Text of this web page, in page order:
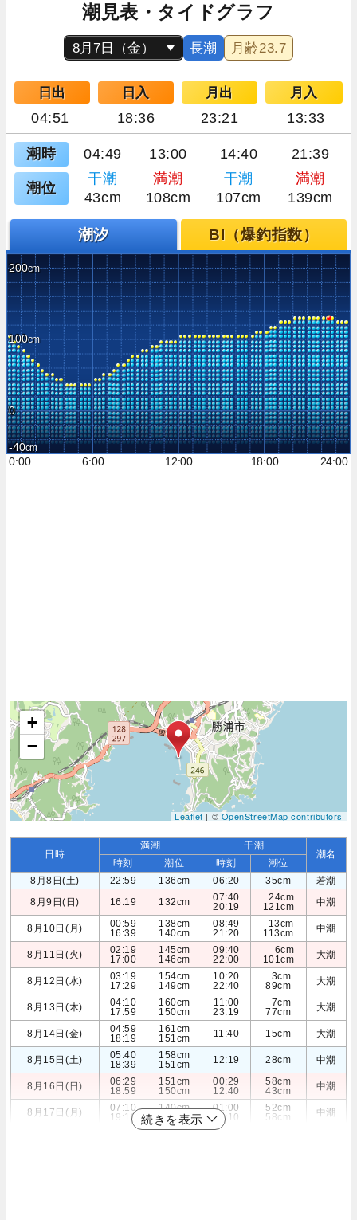
潮見表・タイドグラフ
長潮 月齢23.7
日出 日入 月出 月入
04:51 18:36 23:21 13:33
潮時 04:49 13:00 14:40 21:39
潮位
干潮 満潮 干潮
満潮
43cm
108cm 107cm 139cm
潮汐 BI（爆釣指数）
200
100
0
-40
0:00
6:00 12:00 18:00 24:00
+
−
Leaflet| ©OpenStreetMap contributors
日時
満潮 干潮
潮名
時刻 潮位 時刻
潮位
8月8日(土)
22:59 136cm 06:20 35cm
若潮
8月9日(日)
16:19 132cm
07:40
20:19
24cm
121cm
中潮
8月10日(月)
00:59
16:39
138cm
140cm
08:49
21:20
13cm
113cm
中潮
8月11日(火)
02:19
17:00
145cm
146cm
09:40
22:00
6cm
101cm
大潮
8月12日(水)
03:19
17:29
154cm
149cm
10:20
22:40
3cm
89cm
大潮
8月13日(木)
04:10
17:59
160cm
150cm
11:00
23:19
7cm
77cm
大潮
8月14日(金)
04:59
18:19
161cm
151cm
11:40 15cm 大潮
8月15日(土)
05:40
18:39
158cm
151cm
12:19 28cm 中潮
8月16日(日)
06:29
18:59
151cm
150cm
00:29
12:40
58cm
43cm
中潮
8月17日(月)
07:10
19:19
140cm
149cm
01:00
13:10
52cm
58cm
中潮
続きを表示